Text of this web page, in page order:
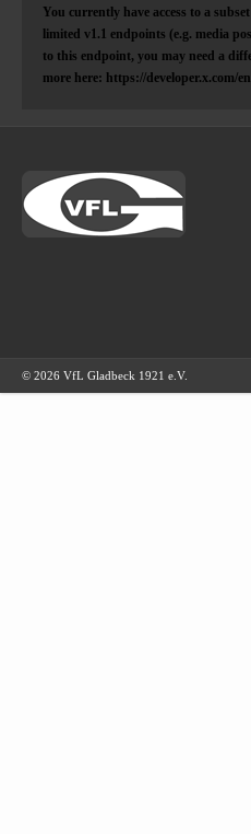
You currently have access to a
limited v1.1 endpoints (e.g. media
to this endpoint, you may need a
more here: https://developer.x.com/
© 2026 VfL Gladbeck 1921 e.V.